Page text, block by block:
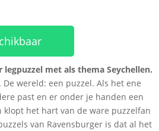
legpuzzel met als thema Seychellen.
De wereld: een puzzel. Als het ene
past en er onder je handen een
klopt het hart van de ware puzzelfan
van Ravensburger is dat al het